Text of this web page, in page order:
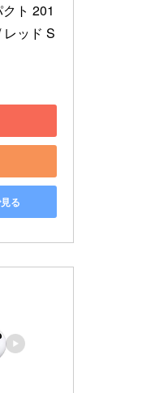
ト 201
ッド S
る